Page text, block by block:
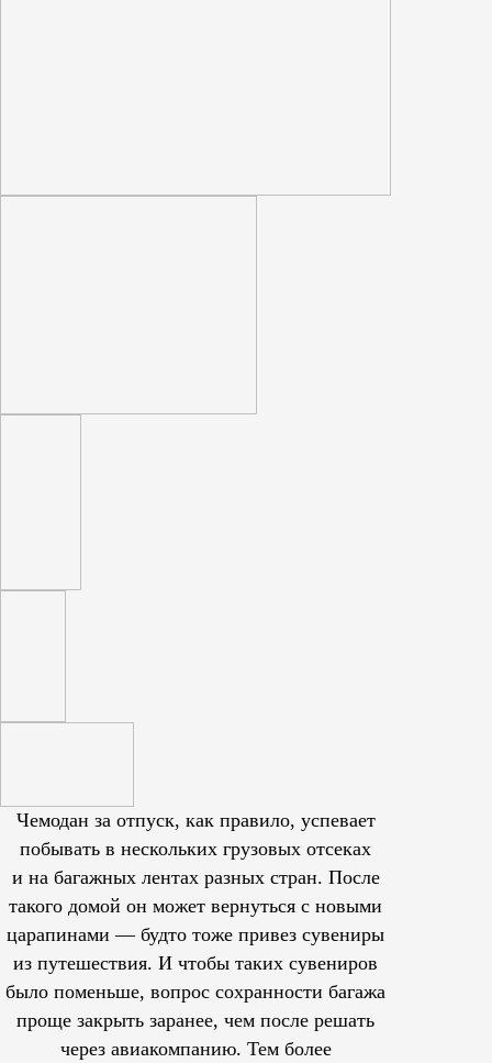
Чемодан за отпуск, как правило, успевает
побывать в нескольких грузовых отсеках
и на багажных лентах разных стран. После
такого домой он может вернуться с новыми
царапинами — будто тоже привез сувениры
из путешествия. И чтобы таких сувениров
было поменьше, вопрос сохранности багажа
проще закрыть заранее, чем после решать
через авиакомпанию. Тем более